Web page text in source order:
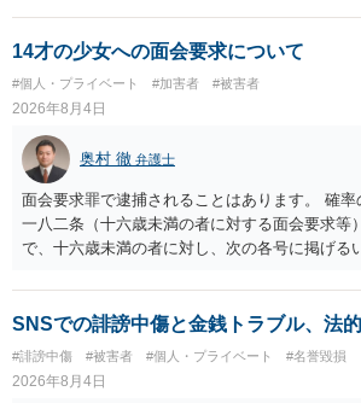
する可能性がありますが、個人名や会社名を特
般論として抽象化されて回答に織り込まれる可
せんので、その情報自体が、秘密情報に当たる
誉棄損として、個人や会社に対する誹謗中傷の
当たるとも思われません。 もちろん、誰がそ
に入力したかも第三者にしられることはないの
をせずに書き込んだことで（おそらく特定して
も）、相談者さんが刑事民事の責任に問われる
私見ながらご参考まで。
14才の少女への面会要求について
#個人・プライベート #加害者 #被害者
2026年8月4日
奥村 徹 弁護士
面会要求罪で逮捕されることはあります。 確
一八二条（十六歳未満の者に対する面会要求
で、十六歳未満の者に対し、次の各号に掲げる
が生まれた日より五年以上前の日に生まれた者
下の拘禁刑又は五十万円以下の罰金に処する
い又は誘惑して面会を要求すること。 二 拒ま
反復して面会を要求すること。 三 金銭その他
その申込み若しくは約束をして面会を要求する
SNSでの誹謗中傷と金銭トラブル、法
#誹謗中傷 #被害者 #個人・プライベート #名誉毀損
2026年8月4日